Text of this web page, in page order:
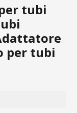
per tubi
per tubi